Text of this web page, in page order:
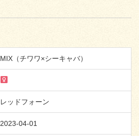
MIX（チワワ×シーキャバ）
レッドフォーン
2023-04-01